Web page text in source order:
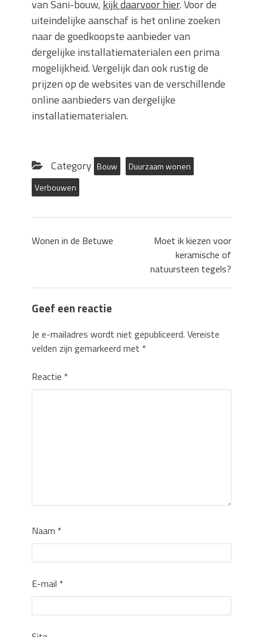
van Sani-bouw, kijk daarvoor hier. Voor de
uiteindelijke aanschaf is het online zoeken
naar de goedkoopste aanbieder van
dergelijke installatiematerialen een prima
mogelijkheid. Vergelijk dan ook rustig de
prijzen op de websites van de verschillende
online aanbieders van dergelijke
installatiematerialen.
Category Bouw
Duurzaam wonen
Verbouwen
Wonen in de Betuwe
Moet ik kiezen voor
keramische of
natuursteen tegels?
Geef een reactie
Je e-mailadres wordt niet gepubliceerd. Vereiste
velden zijn gemarkeerd met *
Reactie *
Naam *
E-mail *